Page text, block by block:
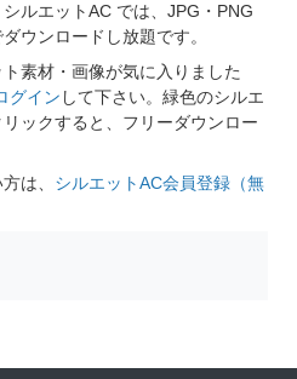
ルエットAC では、JPG・PNG
ウンロードし放題です。
素材・画像が気に入りました
グイン して下さい。緑色のシルエ
ックすると、フリーダウンロー
は、 シルエットAC会員登録（無